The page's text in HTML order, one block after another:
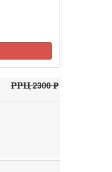
РРЦ 2300 ₽